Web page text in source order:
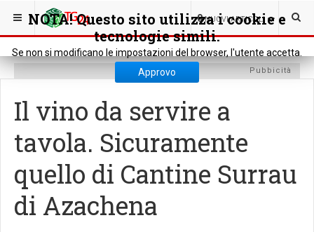
NOTA! Questo sito utilizza i cookie e
tecnologie simili.
Se non si modificano le impostazioni del browser, l'utente accetta.
Approvo
0 NUOVI ARTICOLI
SEI QUI: RASSEGNA STAMPA NOTIZIE DAL MONDO
Pubbicità
Il vino da servire a
tavola. Sicuramente
quello di Cantine Surrau
di Azachena